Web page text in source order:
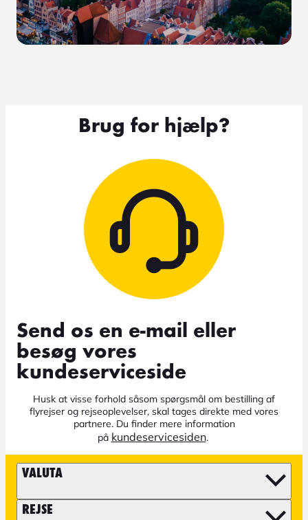
Brug for hjælp?
Send os en e-mail eller
besøg vores
kundeserviceside
Husk at visse forhold såsom spørgsmål om bestilling af
flyrejser og rejseoplevelser, skal tages direkte med vores
partnere. Du finder mere information
på kundeservicesiden.
VALUTA
REJSE